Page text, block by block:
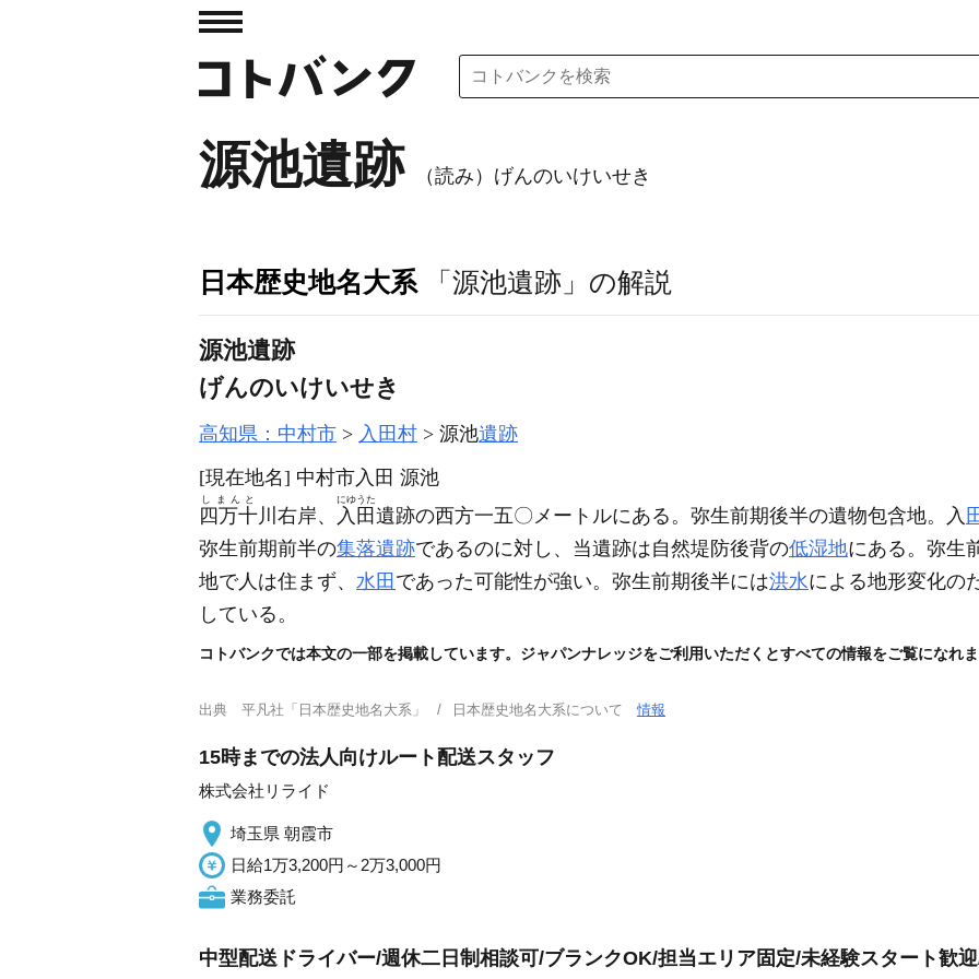
源池遺跡 （読み）げんのいけいせき
日本歴史地名大系 「源池遺跡」の解説
源池遺跡
げんのいけいせき
高知県：中村市 入田村 源池遺跡
[現在地名] 中村市入田 源池
四万十
しまんと
川右岸、 入田
にゆうた
遺跡の西方一五〇メートルにある。弥生前期後半の遺物包含地。入
弥生前期前半の集落遺跡であるのに対し、当遺跡は自然堤防後背の低湿地にある。弥生
地で人は住まず、 水田 であった可能性が強い。弥生前期後半には洪水による地形変化の
している。
コトバンクでは本文の一部を掲載しています。ジャパンナレッジをご利用いただくとすべての情報をご覧になれ
出典 平凡社「日本歴史地名大系」 日本歴史地名大系について情報
15時までの法人向けルート配送スタッフ
株式会社リライド
埼玉県 朝霞市
日給1万3,200円～2万3,000円
業務委託
中型配送ドライバー/週休二日制相談可/ブランクOK/担当エリア固定/未経験スタート歓